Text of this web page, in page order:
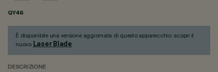
QY46
È disponibile una versione aggiornata di questo apparecchio: scopri il
nuovo Laser Blade.
DESCRIZIONE